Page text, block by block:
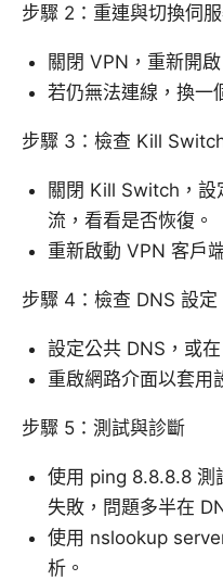
步驟 2：重連與切換伺
關閉 VPN，重新開
若仍無法連線，換一
步驟 3：檢查 Kill
關閉 Kill Switch，設
流，看看是否恢復。
重新啟動 VPN 客戶
步驟 4：檢查 DNS 設定
設定公共 DNS，或
重啟網路介面以套用
步驟 5：測試與診斷
使用 ping 8.8.8.8 測
失敗，問題多半在
使用 nslookup
析。